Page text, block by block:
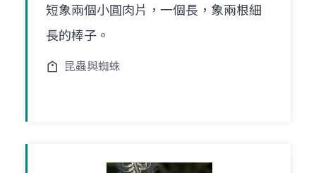
短象兩個小圓肉片，一個長，象兩根細
長的棒子。
昆蟲與蜘蛛